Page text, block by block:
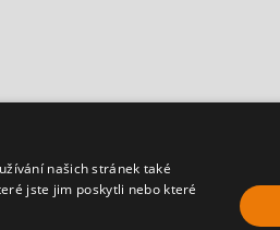
našich stránek také
jste jim poskytli nebo které